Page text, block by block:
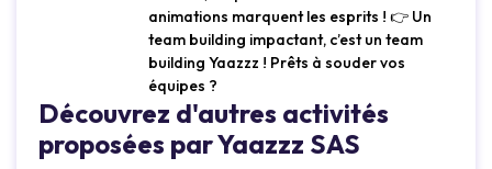
animations marquent les esprits ! 👉 Un
team building impactant, c’est un team
building Yaazzz ! Prêts à souder vos
équipes ?
Découvrez d'autres activités
proposées par Yaazzz SAS